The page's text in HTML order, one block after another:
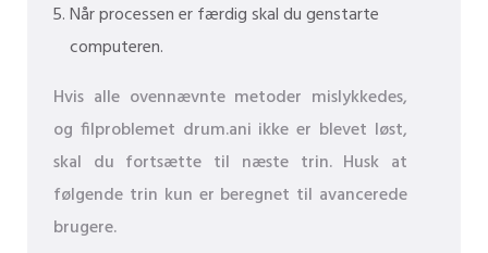
Når processen er færdig skal du genstarte
computeren.
Hvis alle ovennævnte metoder mislykkedes,
og filproblemet drum.ani ikke er blevet løst,
skal du fortsætte til næste trin. Husk at
følgende trin kun er beregnet til avancerede
brugere.